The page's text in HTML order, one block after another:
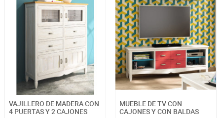
VAJILLERO DE MADERA CON
4 PUERTAS Y 2 CAJONES
MUEBLE DE TV CON
CAJONES Y CON BALDAS